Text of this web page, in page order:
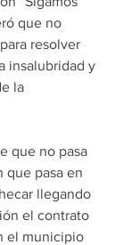
que no
resolver
insalubridad y
la
que no pasa
que pasa en
llegando
el contrato
el municipio